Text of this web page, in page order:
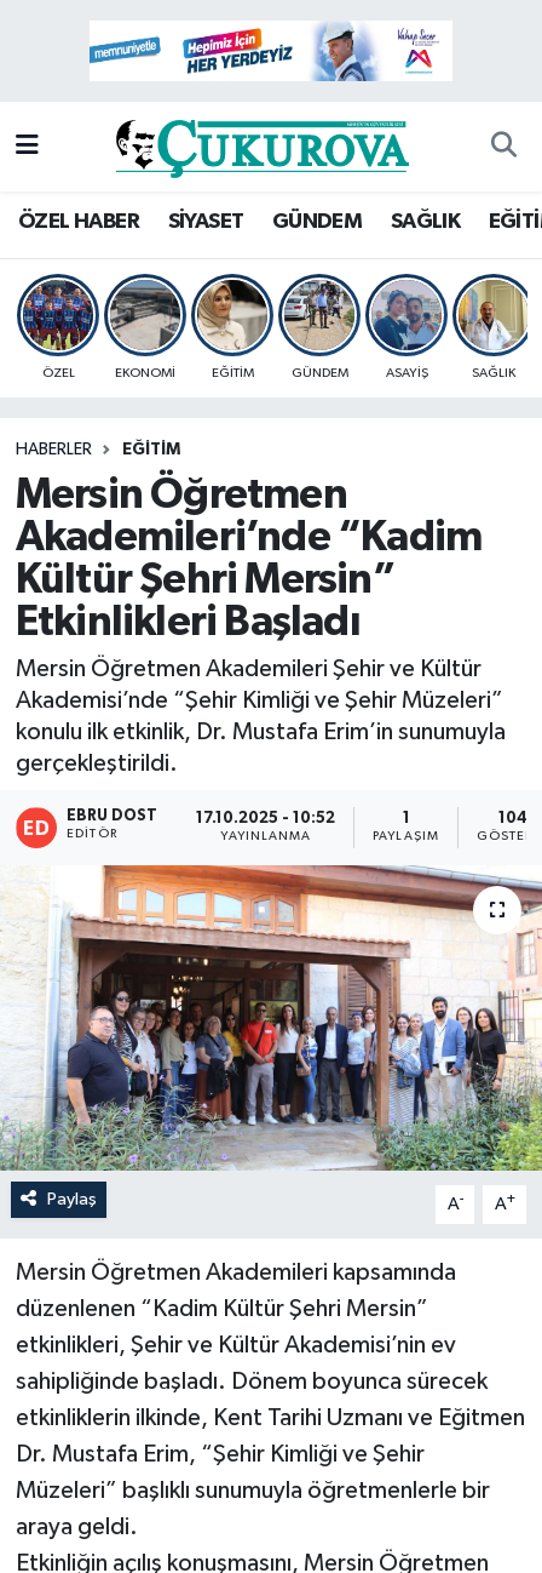
ÖZEL HABER SİYASET GÜNDEM SAĞLIK
ÖZEL EKONOMİ EĞİTİM GÜNDEM ASAYİŞ SAĞLIK
HABERLER EĞİTİM
Mersin Öğretmen
Akademileri’nde “Kadim
Kültür Şehri Mersin”
Etkinlikleri Başladı
Mersin Öğretmen Akademileri Şehir ve Kültür
Akademisi’nde “Şehir Kimliği ve Şehir Müzeleri”
konulu ilk etkinlik, Dr. Mustafa Erim’in sunumuyla
gerçekleştirildi.
EBRU DOST
EDITÖR
17.10.2025 - 10:52
YAYINLANMA PAYLAŞIM
104
Paylaş A- A+
Mersin Öğretmen Akademileri kapsamında
düzenlenen “Kadim Kültür Şehri Mersin”
etkinlikleri, Şehir ve Kültür Akademisi’nin ev
sahipliğinde başladı. Dönem boyunca sürecek
etkinliklerin ilkinde, Kent Tarihi Uzmanı ve Eğitmen
Dr. Mustafa Erim, “Şehir Kimliği ve Şehir
Müzeleri” başlıklı sunumuyla öğretmenlerle bir
araya geldi.
Etkinliğin açılış konuşmasını, Mersin Öğretmen
Mersin Hava Durumu
Mersin Namaz Vakitleri
Mersin Trafik Yoğunluk Haritası
Süper Lig Puan Durumu ve Fikstür
Haber Arşivi